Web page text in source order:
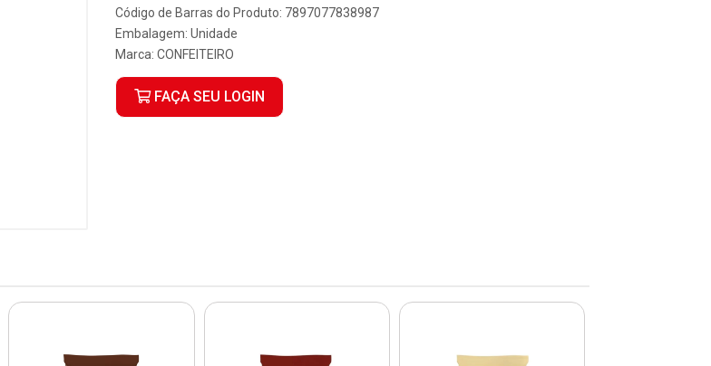
Código de Barras do Produto: 7897077838987
Embalagem: Unidade
Marca: CONFEITEIRO
FAÇA SEU LOGIN